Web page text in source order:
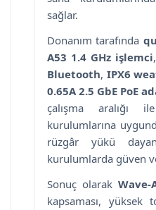
sağlar.
Donanım tarafında
A53 1.4 GHz işlemci,
Bluetooth, IPX6
0.65A 2.5 GbE PoE
çalışma aralığı
kurulumlarına
rüzgâr yükü
kurulumlarda güven
Sonuç olarak Wave-
kapsaması, yüksek